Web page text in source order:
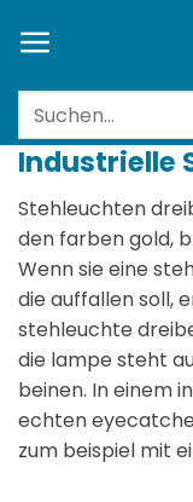
Inhalt
Suchen
Industrielle
Stehleuchten
den farben gold,
Wenn sie eine
die auffallen soll,
stehleuchte
die lampe steht
beinen. In einem
echten
zum beispiel mit